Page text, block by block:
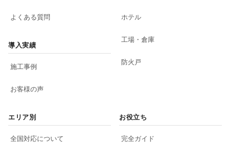
よくある質問
導入実績
施工事例
お客様の声
ホテル
工場・倉庫
防火戸
エリア別
全国対応について
お役立ち
完全ガイド